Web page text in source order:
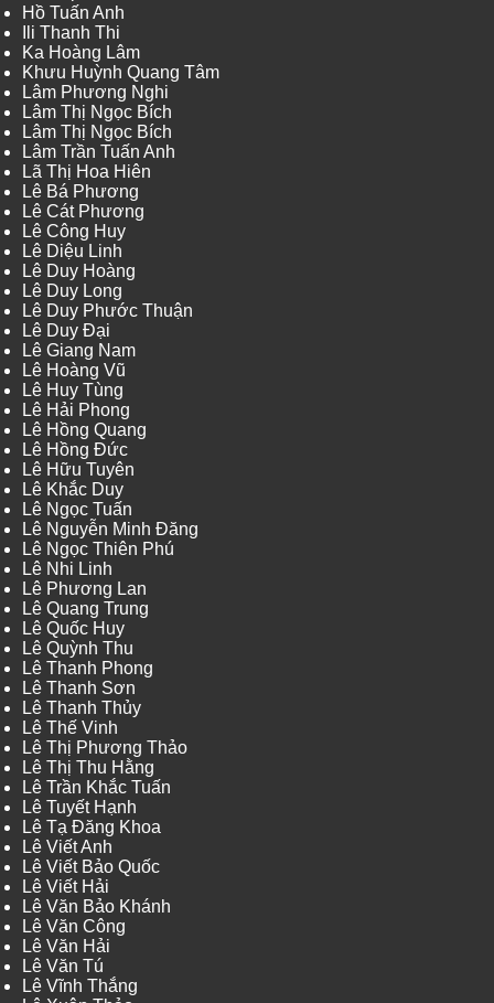
Hồ Tuấn Anh
Ili Thanh Thi
Ka Hoàng Lâm
Khưu Huỳnh Quang Tâm
Lâm Phương Nghi
Lâm Thị Ngọc Bích
Lâm Thị Ngọc Bích
Lâm Trần Tuấn Anh
Lã Thị Hoa Hiên
Lê Bá Phương
Lê Cát Phương
Lê Công Huy
Lê Diệu Linh
Lê Duy Hoàng
Lê Duy Long
Lê Duy Phước Thuận
Lê Duy Đại
Lê Giang Nam
Lê Hoàng Vũ
Lê Huy Tùng
Lê Hải Phong
Lê Hồng Quang
Lê Hồng Đức
Lê Hữu Tuyên
Lê Khắc Duy
Lê Ngọc Tuấn
Lê Nguyễn Minh Đăng
Lê Ngọc Thiên Phú
Lê Nhi Linh
Lê Phương Lan
Lê Quang Trung
Lê Quốc Huy
Lê Quỳnh Thu
Lê Thanh Phong
Lê Thanh Sơn
Lê Thanh Thủy
Lê Thế Vinh
Lê Thị Phương Thảo
Lê Thị Thu Hằng
Lê Trần Khắc Tuấn
Lê Tuyết Hạnh
Lê Tạ Đăng Khoa
Lê Viết Anh
Lê Viết Bảo Quốc
Lê Viết Hải
Lê Văn Bảo Khánh
Lê Văn Công
Lê Văn Hải
Lê Văn Tú
Lê Vĩnh Thắng